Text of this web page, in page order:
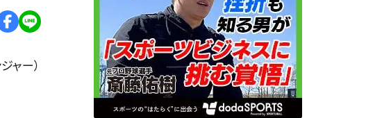
ャー）